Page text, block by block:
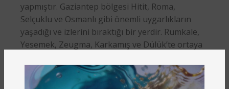
yapmıştır. Gaziantep bölgesi Hitit, Roma,
Selçuklu ve Osmanlı gibi önemli uygarlıkların
yaşadığı ve izlerini bıraktığı bir yerdir. Rumkale,
Yesemek, Zeugma, Karkamış ve Dülük’te ortaya
geçmişini ortaya koymakta ve insanlık tarihinin
önemli belgelerini oluşturmaktadır. Bu bakımdan